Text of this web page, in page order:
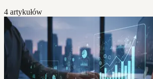
4 artykułów